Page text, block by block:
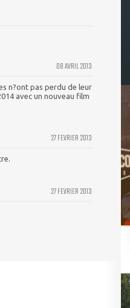
08 AVRIL 2013
n?ont pas perdu de leur
avec un nouveau film
27 FEVRIER 2013
27 FEVRIER 2013